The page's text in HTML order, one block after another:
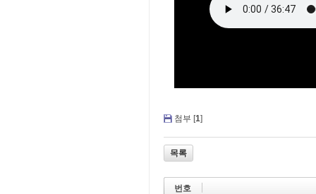
첨부 [1]
목록
번호